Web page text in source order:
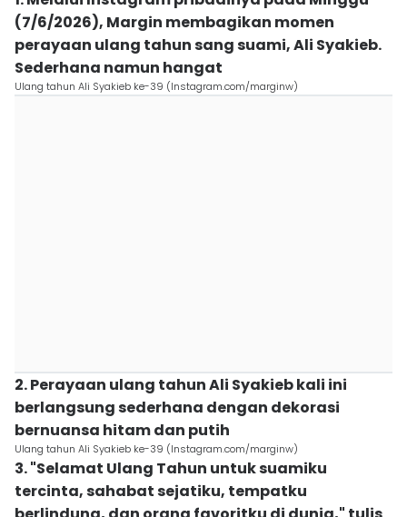
(7/6/2026), Margin membagikan momen
perayaan ulang tahun sang suami, Ali Syakieb.
Sederhana namun hangat
Ulang tahun Ali Syakieb ke-39 (Instagram.com/marginw)
2. Perayaan ulang tahun Ali Syakieb kali ini
berlangsung sederhana dengan dekorasi
bernuansa hitam dan putih
Ulang tahun Ali Syakieb ke-39 (Instagram.com/marginw)
3. "Selamat Ulang Tahun untuk suamiku
tercinta, sahabat sejatiku, tempatku